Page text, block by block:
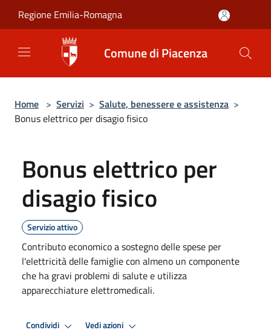
Regione Emilia-Romagna
Comune di Piacenza
Home > Servizi > Salute, benessere e assistenza >
Bonus elettrico per disagio fisico
Bonus elettrico per
disagio fisico
Servizio attivo
Contributo economico a sostegno delle spese per
l'elettricità delle famiglie con almeno un componente
che ha gravi problemi di salute e utilizza
apparecchiature elettromedicali.
Condividi Vedi azioni